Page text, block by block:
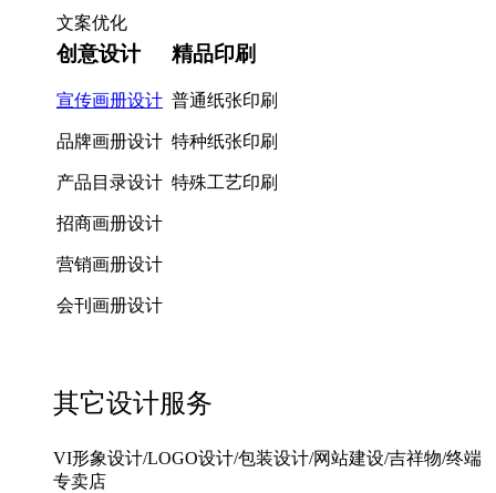
文案优化
创意设计
宣传画册设计
品牌画册设计
产品目录设计
招商画册设计
营销画册设计
会刊画册设计
精品印刷
普通纸张印刷
特种纸张印刷
特殊工艺印刷
其它设计服务
VI形象设计/LOGO设计/包装设计/网站建设/吉祥物/终端
专卖店